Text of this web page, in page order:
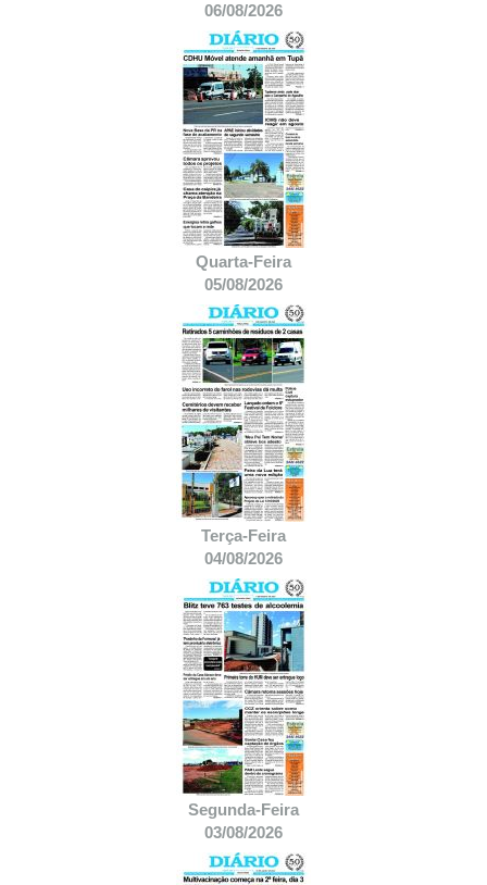
06/08/2026
Quarta-Feira
05/08/2026
Terça-Feira
04/08/2026
Segunda-Feira
03/08/2026